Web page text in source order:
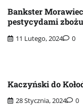
Bankster
pestycydami
11 Lutego, 2024 0
Kaczyński do
28 Stycznia, 2024 0